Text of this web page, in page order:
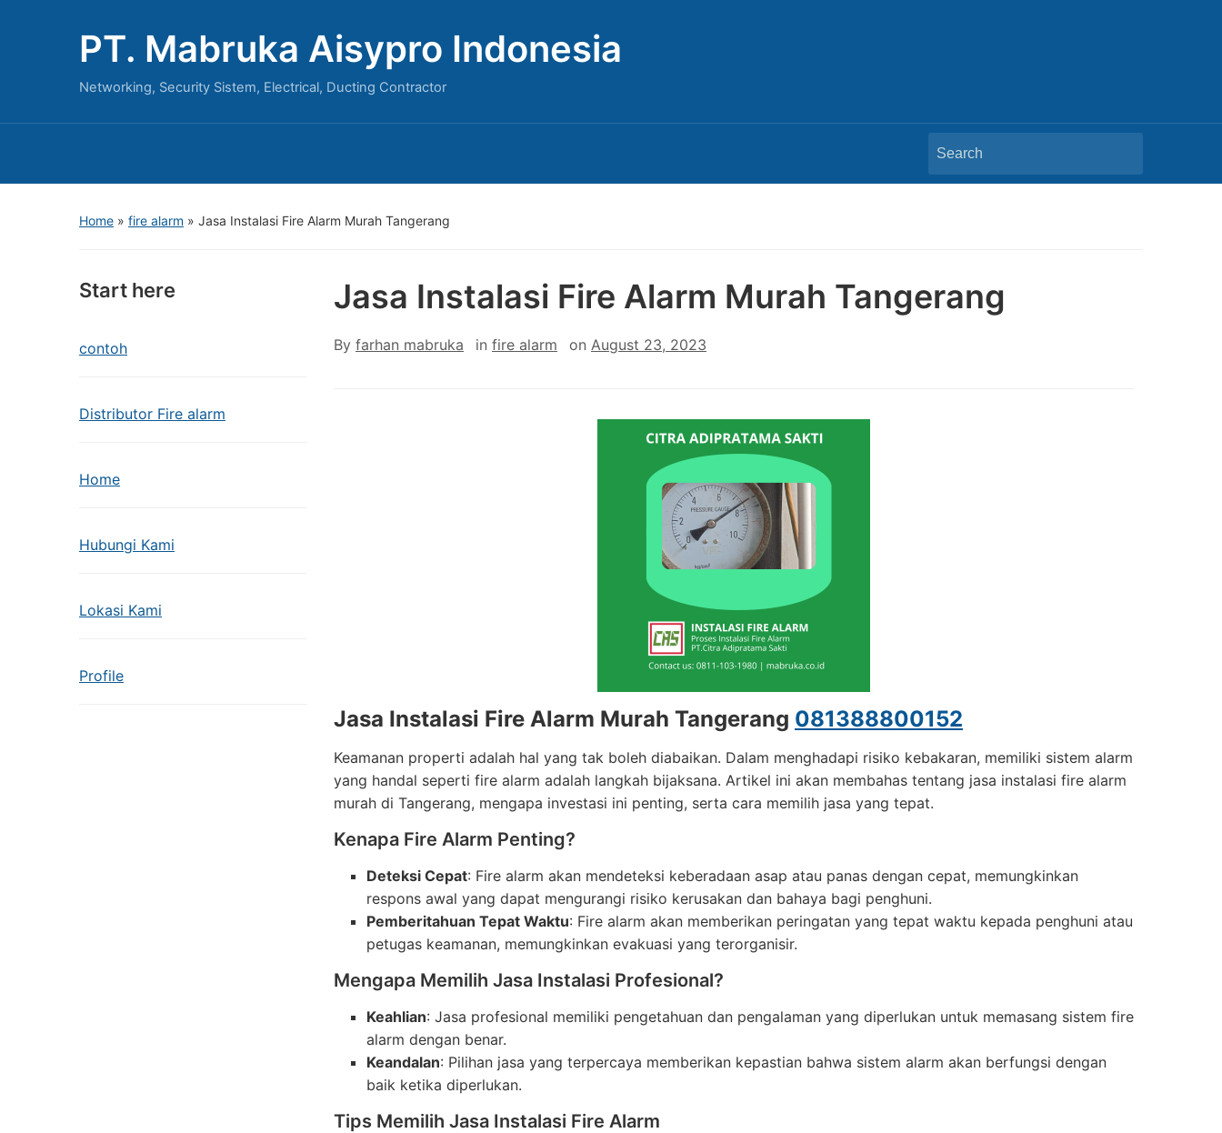
PT. Mabruka Aisypro Indonesia
Networking, Security Sistem, Electrical, Ducting Contractor
Search
for:
Home » fire alarm » Jasa Instalasi Fire Alarm Murah Tangerang
Start here
contoh
Distributor Fire alarm
Home
Hubungi Kami
Lokasi Kami
Profile
Jasa Instalasi Fire Alarm Murah Tangerang
By farhan mabruka in fire alarm on August 23, 2023
Jasa Instalasi Fire Alarm Murah Tangerang 081388800152
Keamanan properti adalah hal yang tak boleh diabaikan. Dalam menghadapi risiko kebakaran, memiliki sistem alarm
yang handal seperti fire alarm adalah langkah bijaksana. Artikel ini akan membahas tentang jasa instalasi fire alarm
murah di Tangerang, mengapa investasi ini penting, serta cara memilih jasa yang tepat.
Kenapa Fire Alarm Penting?
Deteksi Cepat: Fire alarm akan mendeteksi keberadaan asap atau panas dengan cepat, memungkinkan
respons awal yang dapat mengurangi risiko kerusakan dan bahaya bagi penghuni.
Pemberitahuan Tepat Waktu: Fire alarm akan memberikan peringatan yang tepat waktu kepada penghuni atau
petugas keamanan, memungkinkan evakuasi yang terorganisir.
Mengapa Memilih Jasa Instalasi Profesional?
Keahlian: Jasa profesional memiliki pengetahuan dan pengalaman yang diperlukan untuk memasang sistem fire
alarm dengan benar.
Keandalan: Pilihan jasa yang terpercaya memberikan kepastian bahwa sistem alarm akan berfungsi dengan
baik ketika diperlukan.
Tips Memilih Jasa Instalasi Fire Alarm